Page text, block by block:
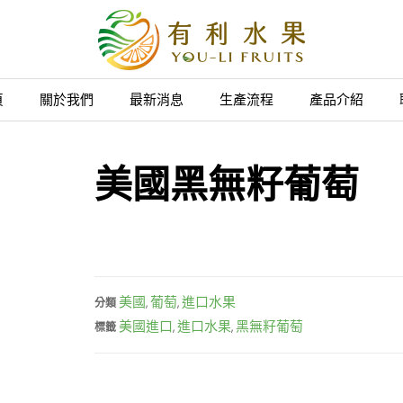
關於我們 最新消息 生產流程 產品介紹
美國黑無籽葡萄
分類美國,葡萄,進口水果
標籤美國進口,進口水果,黑無籽葡萄